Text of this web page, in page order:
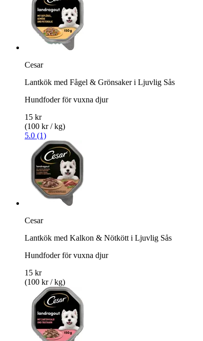
Cesar
Lantkök med Fågel & Grönsaker i Ljuvlig Sås
Hundfoder för vuxna djur
15 kr
(100 kr / kg)
5.0 (1)
Cesar
Lantkök med Kalkon & Nötkött i Ljuvlig Sås
Hundfoder för vuxna djur
15 kr
(100 kr / kg)